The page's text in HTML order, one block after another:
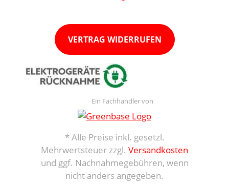
VERTRAG WIDERRUFEN
Ein Fachhändler von
* Alle Preise inkl. gesetzl.
Mehrwertsteuer zzgl. Versandkosten
und ggf. Nachnahmegebühren, wenn
nicht anders angegeben.